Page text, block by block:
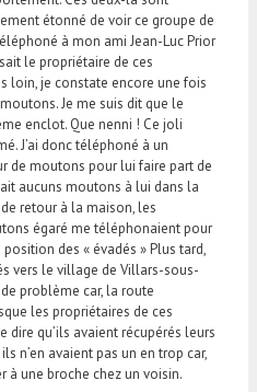
étonné de voir ce groupe de
à mon ami Jean-Luc Prior
le propriétaire de ces
loin, je constate encore une fois
Je me suis dit que le
enclot. Que nenni ! Ce joli
J’ai donc téléphoné à un
de moutons pour lui faire part de
aucuns moutons à lui dans la
retour à la maison, les
égaré me téléphonaient pour
des « évadés » Plus tard,
vers le village de Villars-sous-
de problème car, la route
les propriétaires de ces
dire qu’ils avaient récupérés leurs
n’en avaient pas un en trop car,
à une broche chez un voisin.